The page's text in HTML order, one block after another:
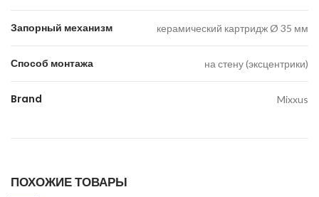
Запорный механизм керамический картридж Ø 35 мм
Способ монтажа на стену (эксцентрики)
Brand Mixxus
ПОХОЖИЕ ТОВАРЫ